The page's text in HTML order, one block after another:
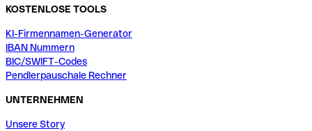
KOSTENLOSE TOOLS
KI-Firmennamen-Generator
IBAN Nummern
BIC/SWIFT-Codes
Pendlerpauschale Rechner
UNTERNEHMEN
Unsere Story